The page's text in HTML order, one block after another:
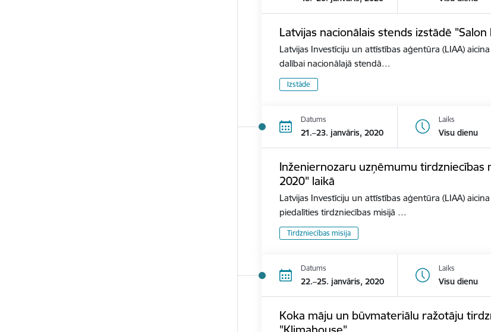
Latvijas nacionālais stends izstādē
Latvijas Investīciju un attīstības aģentūra (LIAA)
dalībai nacionālajā stendā…
Izstāde
Datums
21.–23. janvāris, 2020
Laiks
Visu dienu
Inženiernozaru uzņēmumu tirdzniecības
2020" laikā
Latvijas Investīciju un attīstības aģentūra (LIAA)
piedalīties tirdzniecības misijā …
Tirdzniecības misija
Datums
22.–25. janvāris, 2020
Laiks
Visu dienu
Koka māju un būvmateriālu ražotāju